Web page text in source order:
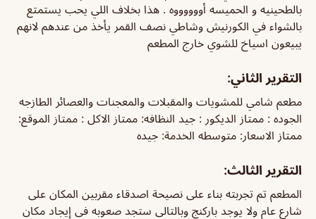
بالطحينيه و الحميسه أووووووه . هذا بخلاف اللي يحب يستمتع
بالشواء في الكورنيش وشاطي نصف القمر يأخذ من عندهم لانهم
يبيعون اسياخ للشوي خارج المطعم
التقرير الثاني:
مطعم شامي للمشويات والمقبلات والمعجنات والعصائر الطازجه
الجوده : ممتاز الديكور : جيد النظافه: ممتاز الاكل : ممتاز الموقع:
ممتاز الاسعار: متوسطه الخدمة: جيده
التقرير الثالث:
المطعم تم تجربته بناء على نصيحة اصدقاء مقربين المكان على
شارع عام ولا يوجد باركنج وبالتالي ستجد صعوبه في إيجاد مكان